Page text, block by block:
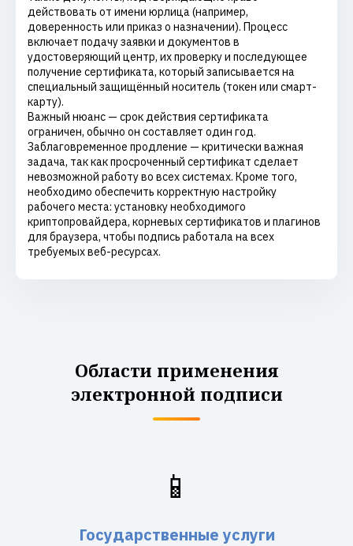
действовать от имени юрлица (например,
доверенность или приказ о назначении). Процесс
включает подачу заявки и документов в
удостоверяющий центр, их проверку и последующее
получение сертификата, который записывается на
специальный защищённый носитель (токен или смарт-
карту).
Важный нюанс — срок действия сертификата
ограничен, обычно он составляет один год.
Заблаговременное продление — критически важная
задача, так как просроченный сертификат сделает
невозможной работу во всех системах. Кроме того,
необходимо обеспечить корректную настройку
рабочего места: установку необходимого
криптопровайдера, корневых сертификатов и плагинов
для браузера, чтобы подпись работала на всех
требуемых веб-ресурсах.
Области применения
электронной подписи
📱
Государственные услуги